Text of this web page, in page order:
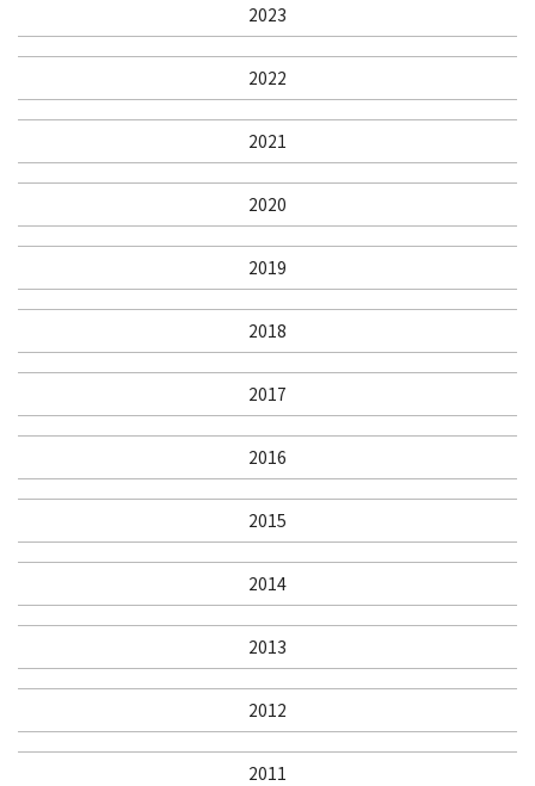
2023
2022
2021
2020
2019
2018
2017
2016
2015
2014
2013
2012
2011